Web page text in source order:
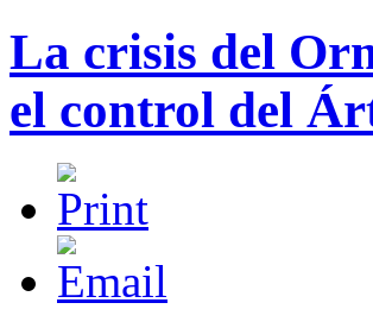
La crisis del
el control del